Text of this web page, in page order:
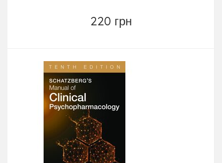
220 грн